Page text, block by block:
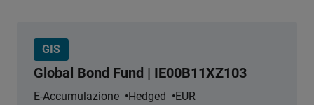
GIS
Global Bond Fund | IE00B11XZ103
E-Accumulazione Hedged EUR